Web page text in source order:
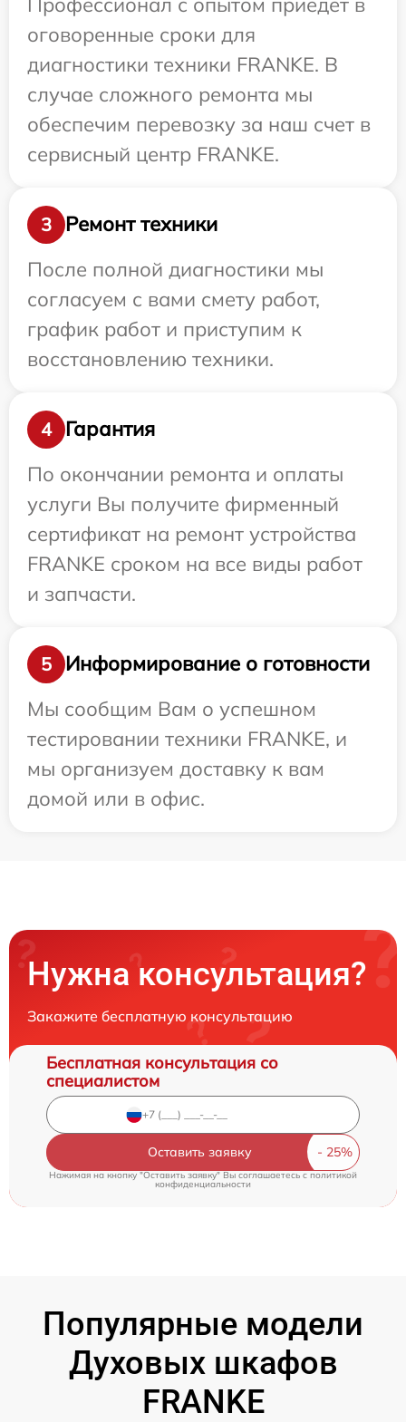
оговоренные сроки для
диагностики техники FRANKE. В
случае сложного ремонта мы
обеспечим перевозку за наш счет в
сервисный центр FRANKE.
3
Ремонт техники
После полной диагностики мы
согласуем с вами смету работ,
график работ и приступим к
восстановлению техники.
4
Гарантия
По окончании ремонта и оплаты
услуги Вы получите фирменный
сертификат на ремонт устройства
FRANKE сроком на все виды работ
и запчасти.
5
Информирование о готовности
Мы сообщим Вам о успешном
тестировании техники FRANKE, и
мы организуем доставку к вам
домой или в офис.
Нужна консультация?
Закажите бесплатную консультацию
Бесплатная консультация со
специалистом
Оставить заявку
Нажимая на кнопку "Оставить заявку" Вы соглашаетесь cполитикой
конфиденциальности
Популярные модели
Духовых шкафов
FRANKE